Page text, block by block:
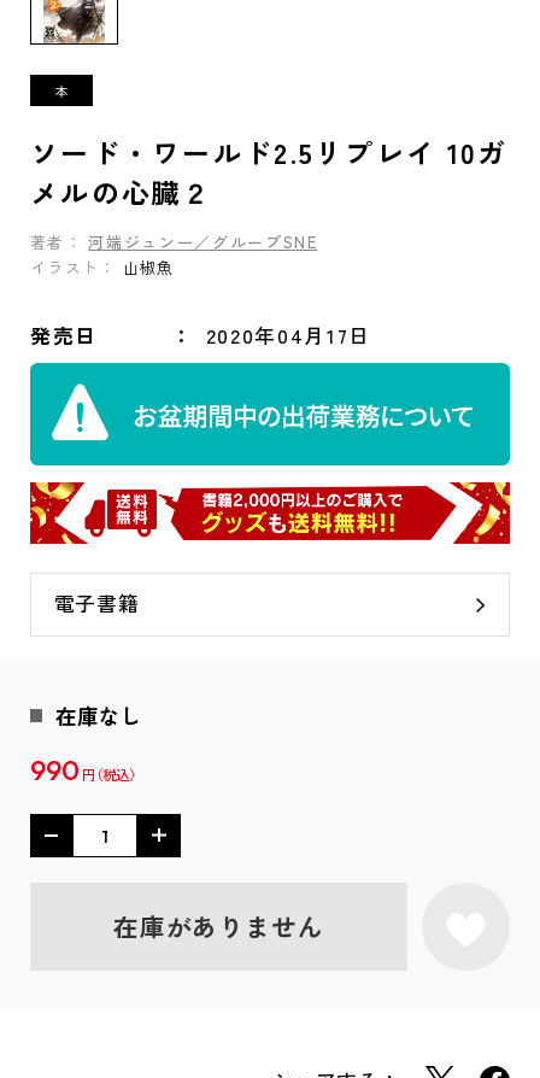
ソード・ワールド2.5リプレイ 10ガ
メルの心臓２
著者： 河端ジュン一／グループSNE
イラスト：
山椒魚
発売日 2020年04月17日
電子書籍
在庫なし
990 円
在庫がありません